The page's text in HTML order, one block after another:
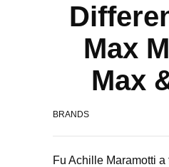
Max
Max
BRANDS
Fu Achille Maramotti a